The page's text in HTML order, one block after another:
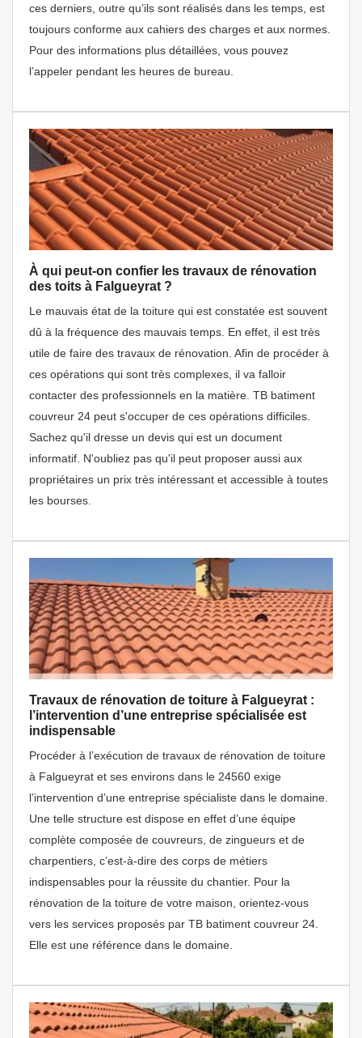
ces derniers, outre qu’ils sont réalisés dans les temps, est
toujours conforme aux cahiers des charges et aux normes.
Pour des informations plus détaillées, vous pouvez
l’appeler pendant les heures de bureau.
À qui peut-on confier les travaux de rénovation
des toits à Falgueyrat ?
Le mauvais état de la toiture qui est constatée est souvent
dû à la fréquence des mauvais temps. En effet, il est très
utile de faire des travaux de rénovation. Afin de procéder à
ces opérations qui sont très complexes, il va falloir
contacter des professionnels en la matière. TB batiment
couvreur 24 peut s'occuper de ces opérations difficiles.
Sachez qu'il dresse un devis qui est un document
informatif. N'oubliez pas qu'il peut proposer aussi aux
propriétaires un prix très intéressant et accessible à toutes
les bourses.
Travaux de rénovation de toiture à Falgueyrat :
l’intervention d’une entreprise spécialisée est
indispensable
Procéder à l’exécution de travaux de rénovation de toiture
à Falgueyrat et ses environs dans le 24560 exige
l’intervention d’une entreprise spécialiste dans le domaine.
Une telle structure est dispose en effet d’une équipe
complète composée de couvreurs, de zingueurs et de
charpentiers, c’est-à-dire des corps de métiers
indispensables pour la réussite du chantier. Pour la
rénovation de la toiture de votre maison, orientez-vous
vers les services proposés par TB batiment couvreur 24.
Elle est une référence dans le domaine.